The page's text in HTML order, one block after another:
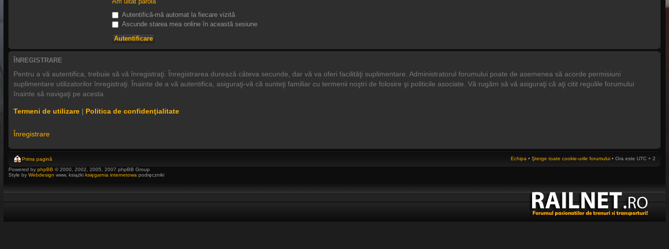
Autentifică-mă automat la fiecare vizită
Ascunde starea mea online în această sesiune
ÎNREGISTRARE
Pentru a vă autentifica, trebuie să vă înregistraţi. Înregistrarea durează câteva secunde, dar vă va oferi facilităţi suplimentare. Administratorul forumului poate de asemenea să acorde permisiuni
suplimentare utilizatorilor înregistraţi. Înainte de a vă autentifica, asiguraţi-vă că sunteţi familiar cu termenii noştri de folosire şi politicile asociate. Vă rugăm să vă asiguraţi că aţi citit regulile forumului
înainte să navigaţi pe acesta.
Termeni de utilizare| Politica de confidenţialitate
Înregistrare
Prima pagină Echipa •Şterge toate cookie-urile forumului • Ora este UTC + 2
Powered by phpBB © 2000, 2002, 2005, 2007 phpBB Group
Style by Webdesign www, książki księgarnia internetowa podręczniki